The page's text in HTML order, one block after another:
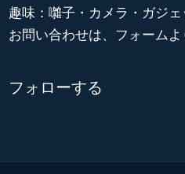
趣味：囃子・カメラ・ガジェ
お問い合わせは、フォームよ
フォローする